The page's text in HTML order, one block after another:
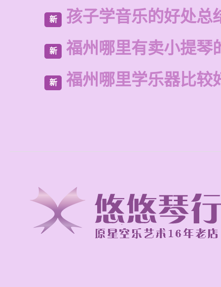
新 孩子学音乐的好处总
新 福州哪里有卖小提琴
新 福州哪里学乐器比较